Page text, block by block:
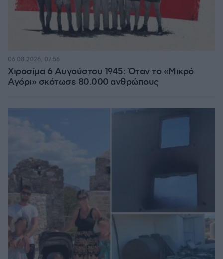
Χιροσίμα 6 Αυγούστου 1945: Όταν το «Μικρό
Αγόρι» σκότωσε 80.000 ανθρώπους
06.08.2026, 07:56